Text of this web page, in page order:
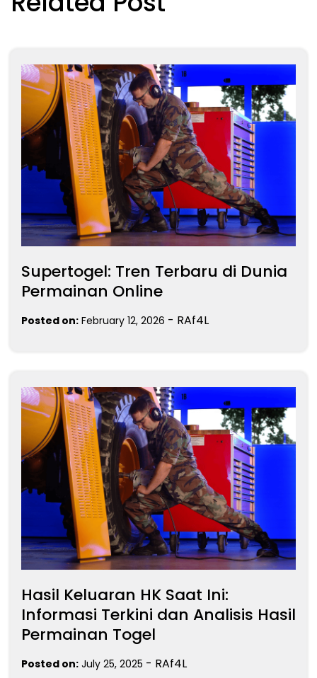
Supertogel: Tren Terbaru di Dunia
Permainan Online
Posted on: February 12, 2026 - RAf4L
Hasil Keluaran HK Saat Ini:
Informasi Terkini dan Analisis Hasil
Permainan Togel
Posted on: July 25, 2025 - RAf4L